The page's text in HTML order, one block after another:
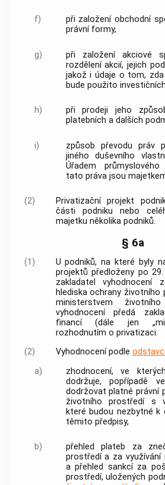
f)
při založení obchodní
právní formy,
g) při založení akciové
rozdělení akcií, jejich
jakož i údaje o tom,
bude použito
h)
při prodeji jeho
platebních a dalších
i)
způsob převodu práv
jiného duševního
Úřadem
tato práva jsou
(2)
Privatizační projekt
části podniku nebo
majetku několika podniků.
§ 6a
(1)
U podniků, na které byly
projektů předloženy po
zakladatel vyhodnocení
hlediska ochrany
ministerstvem
vyhodnocení předá
financí (dále jen
rozhodnutím o privatizaci.
(2)
Vyhodnocení podle
a)
zhodnocení, ve
dodržuje, popřípadě
dodržovat platné právní
životního prostředí s
které budou nezbytné k
těmito předpisy,
b)
přehled plateb za
prostředí a za využívání
a přehled sankcí za
prostředí, uložených